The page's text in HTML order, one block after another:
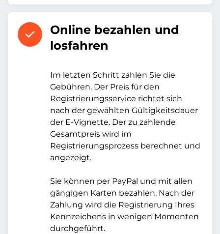
Online bezahlen und
losfahren
Im letzten Schritt zahlen Sie die
Gebühren. Der Preis für den
Registrierungsservice richtet sich
nach der gewählten Gültigkeitsdauer
der E-Vignette. Der zu zahlende
Gesamtpreis wird im
Registrierungsprozess berechnet und
angezeigt.
Sie können per PayPal und mit allen
gängigen Karten bezahlen. Nach der
Zahlung wird die Registrierung Ihres
Kennzeichens in wenigen Momenten
durchgeführt.